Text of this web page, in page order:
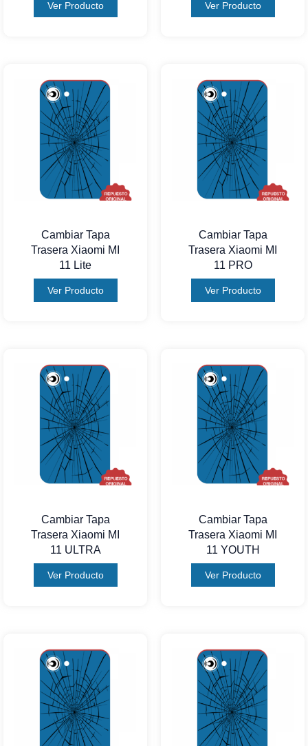
Ver Producto Ver Producto
Cambiar Tapa
Trasera Xiaomi MI
11 Lite
Ver Producto
Cambiar Tapa
Trasera Xiaomi MI
11 PRO
Ver Producto
Cambiar Tapa
Trasera Xiaomi MI
11 ULTRA
Ver Producto
Cambiar Tapa
Trasera Xiaomi MI
11 YOUTH
Ver Producto